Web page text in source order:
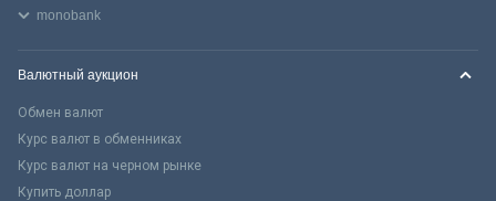
monobank
Валютный аукцион
Обмен валют
Курс валют в обменниках
Курс валют на черном рынке
Купить доллар